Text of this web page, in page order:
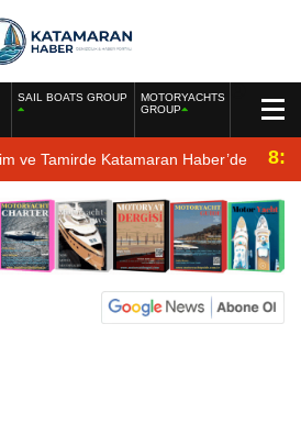
SAIL BOATS GROUP
MOTORYACHTS
GROUP
ve Tamirde Katamaran Haber’de